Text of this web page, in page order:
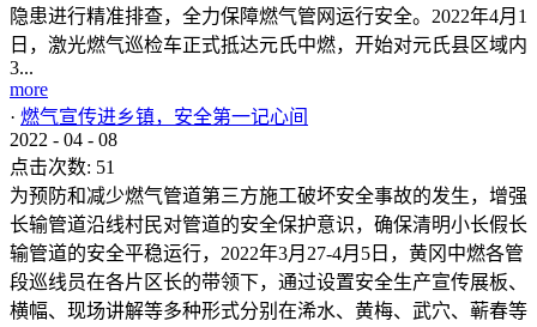
隐患进行精准排查，全力保障燃气管网运行安全。2022年4月1
日，激光燃气巡检车正式抵达元氏中燃，开始对元氏县区域内
3...
more
· 燃气宣传进乡镇，安全第一记心间
2022 - 04 - 08
点击次数: 51
为预防和减少燃气管道第三方施工破坏安全事故的发生，增强
长输管道沿线村民对管道的安全保护意识，确保清明小长假长
输管道的安全平稳运行，2022年3月27-4月5日，黄冈中燃各管
段巡线员在各片区长的带领下，通过设置安全生产宣传展板、
横幅、现场讲解等多种形式分别在浠水、黄梅、武穴、蕲春等